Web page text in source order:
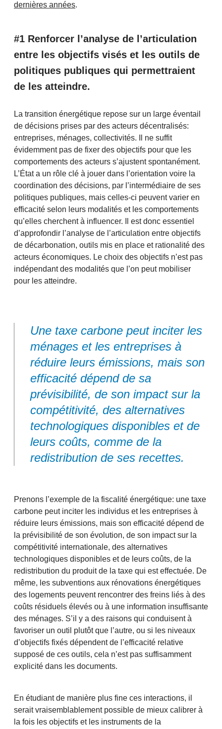
dernières années.
#1 Renforcer l’analyse de l’articulation
entre les objectifs visés et les outils de
politiques publiques qui permettraient
de les atteindre.
La transition énergétique repose sur un large éventail
de décisions prises par des acteurs décentralisés:
entreprises, ménages, collectivités. Il ne suffit
évidemment pas de fixer des objectifs pour que les
comportements des acteurs s’ajustent spontanément.
L’État a un rôle clé à jouer dans l’orientation voire la
coordination des décisions, par l’intermédiaire de ses
politiques publiques, mais celles-ci peuvent varier en
efficacité selon leurs modalités et les comportements
qu’elles cherchent à influencer. Il est donc essentiel
d’approfondir l’analyse de l’articulation entre objectifs
de décarbonation, outils mis en place et rationalité des
acteurs économiques. Le choix des objectifs n’est pas
indépendant des modalités que l’on peut mobiliser
pour les atteindre.
Une taxe carbone peut inciter les
ménages et les entreprises à
réduire leurs émissions, mais son
efficacité dépend de sa
prévisibilité, de son impact sur la
compétitivité, des alternatives
technologiques disponibles et de
leurs coûts, comme de la
redistribution de ses recettes.
Prenons l’exemple de la fiscalité énergétique: une taxe
carbone peut inciter les individus et les entreprises à
réduire leurs émissions, mais son efficacité dépend de
la prévisibilité de son évolution, de son impact sur la
compétitivité internationale, des alternatives
technologiques disponibles et de leurs coûts, de la
redistribution du produit de la taxe qui est effectuée. De
même, les subventions aux rénovations énergétiques
des logements peuvent rencontrer des freins liés à des
coûts résiduels élevés ou à une information insuffisante
des ménages. S’il y a des raisons qui conduisent à
favoriser un outil plutôt que l’autre, ou si les niveaux
d’objectifs fixés dépendent de l’efficacité relative
supposé de ces outils, cela n’est pas suffisamment
explicité dans les documents.
En étudiant de manière plus fine ces interactions, il
serait vraisemblablement possible de mieux calibrer à
la fois les objectifs et les instruments de la